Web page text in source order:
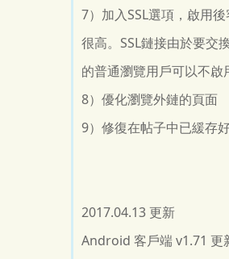
7）加入SSL選項，啟用
很高。SSL鏈接由於要交
的普通瀏覽用戶可以不啟
8）優化瀏覽外鏈的頁面
9）修復在帖子中已緩存
2017.04.13 更新
Android 客戶端 v1.71 更